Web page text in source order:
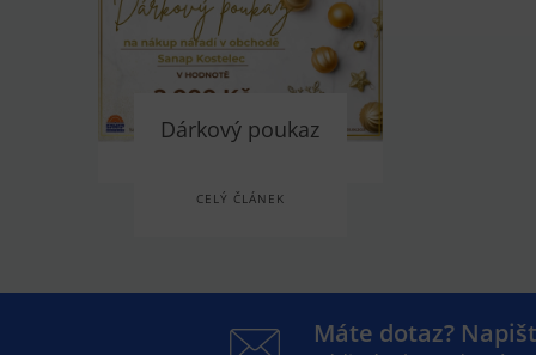
Dárkový poukaz
CELÝ ČLÁNEK
Máte dotaz?